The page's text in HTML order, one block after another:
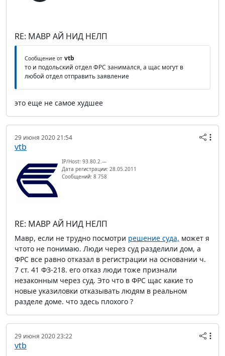
RE: МАВР АЙ НИД НЕЛП
Сообщение от vtb
то и подольский отдел ФРС занимался, а щас могут в
любой отдел отправить заявление
это еще не самое худшее
29 июня 2020 21:54
vtb
IP/Host: 93.80.2.---
Дата регистрации: 28.05.2011
Сообщений: 8 758
RE: МАВР АЙ НИД НЕЛП
Мавр, если не трудно посмотри решение суда, может я
чтото не понимаю. Люди через суд разделили дом, а
ФРС все равно отказал в регистрации на основании ч.
7 ст. 41 ФЗ-218. его отказ люди тоже признали
незаконным через суд. Это что в ФРС щас какие то
новые указиловки отказывать людям в реальном
разделе доме. что здесь плохого ?
29 июня 2020 23:22
vtb